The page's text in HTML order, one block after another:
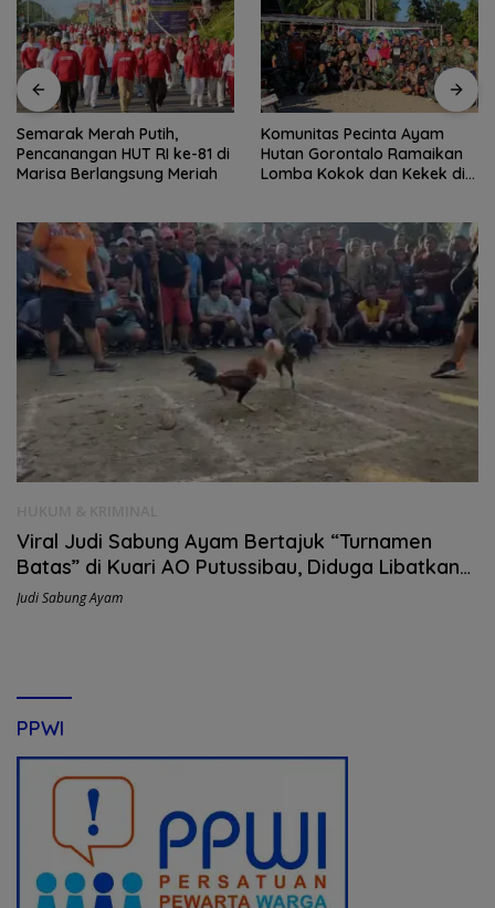
Semarak Merah Putih,
Pencanangan HUT RI ke-81 di
Marisa Berlangsung Meriah
Komunitas Pecinta Ayam
Hutan Gorontalo Ramaikan
Lomba Kokok dan Kekek di
Viral Judi Sabung Ayam Bertajuk “Turnamen
Batas” di Kuari AO Putussibau, Diduga Libatkan
Taruhan Puluhan Juta Rupiah
Judi Sabung Ayam
PPWI